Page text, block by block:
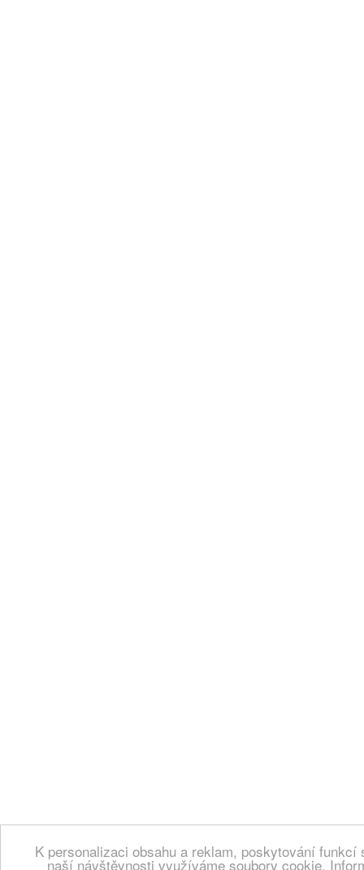
K personalizaci obsahu a reklam, poskytování
naší návštěvnosti využíváme soubory cookie.